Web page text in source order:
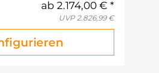
ab 2.174,00 €
UVP2.826,99 €